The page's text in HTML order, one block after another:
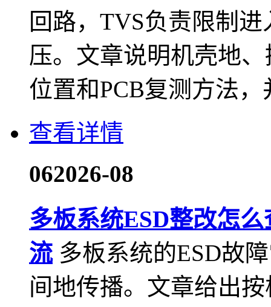
回路，TVS负责限制
压。文章说明机壳地
位置和PCB复测方法
查看详情
062026-08
多板系统ESD整改怎
流 多板系统的ESD故
间地传播。文章给出